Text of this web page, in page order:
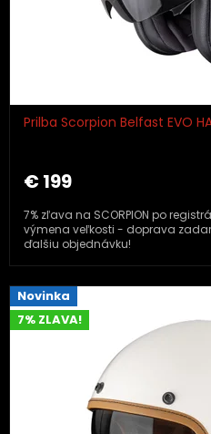
Prilba Scorpion Belfast EVO
€ 199
7% zľava na SCORPION po
výmena veľkosti - doprava
ďalšiu objednávku!
Novinka
7% ZLAVA!